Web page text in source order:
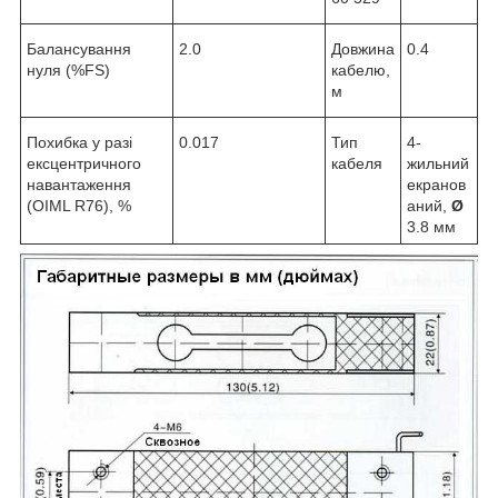
Балансування
нуля (%FS)
2.0
Довжина
кабелю,
м
0.4
Похибка у разі
ексцентричного
навантаження
(OIML R76), %
0.017
Тип
кабеля
4-
жильний
екранов
аний, Ø
3.8 мм